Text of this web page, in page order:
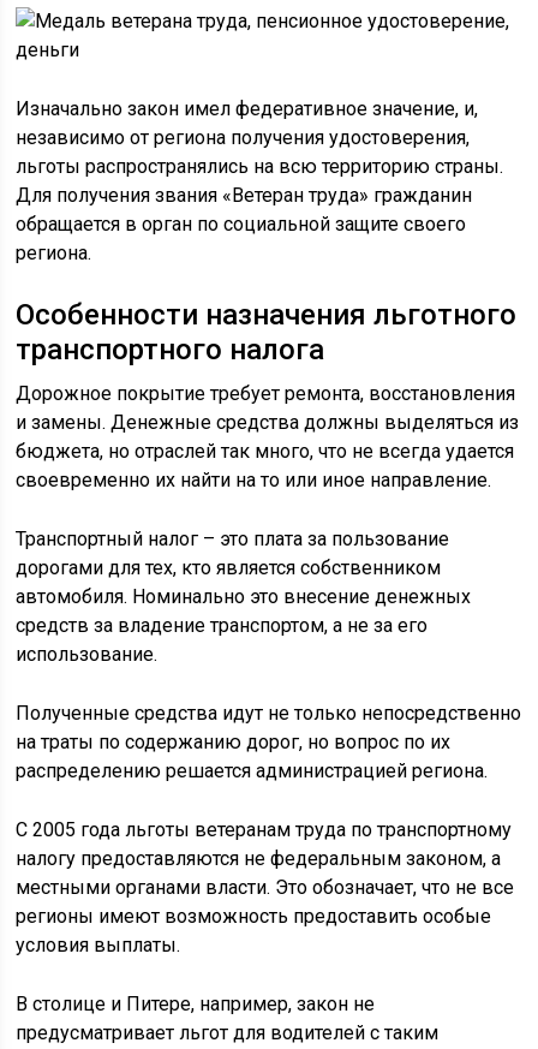
Изначально закон имел федеративное значение, и,
независимо от региона получения удостоверения,
льготы распространялись на всю территорию страны.
Для получения звания «Ветеран труда» гражданин
обращается в орган по социальной защите своего
региона.
Особенности назначения льготного
транспортного налога
Дорожное покрытие требует ремонта, восстановления
и замены. Денежные средства должны выделяться из
бюджета, но отраслей так много, что не всегда удается
своевременно их найти на то или иное направление.
Транспортный налог – это плата за пользование
дорогами для тех, кто является собственником
автомобиля. Номинально это внесение денежных
средств за владение транспортом, а не за его
использование.
Полученные средства идут не только непосредственно
на траты по содержанию дорог, но вопрос по их
распределению решается администрацией региона.
С 2005 года льготы ветеранам труда по транспортному
налогу предоставляются не федеральным законом, а
местными органами власти. Это обозначает, что не все
регионы имеют возможность предоставить особые
условия выплаты.
В столице и Питере, например, закон не
предусматривает льгот для водителей с таким